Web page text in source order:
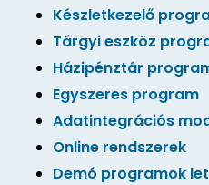
Készletkezelő
Tárgyi eszköz
Házipénztár
Egyszeres program
Adatintegrációs
Online rendszerek
Demó programok